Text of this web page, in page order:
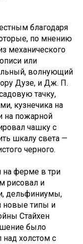
благодаря
по мнению
механического
или
волнующий
Дузе, и Дж. П.
тачку,
кузнечика на
на пожарной
чашку с
шкалу света —
черного.
на ферме в три
рисовал и
дельфиниумы,
новые типы и
Стайхен
было
над холстом с